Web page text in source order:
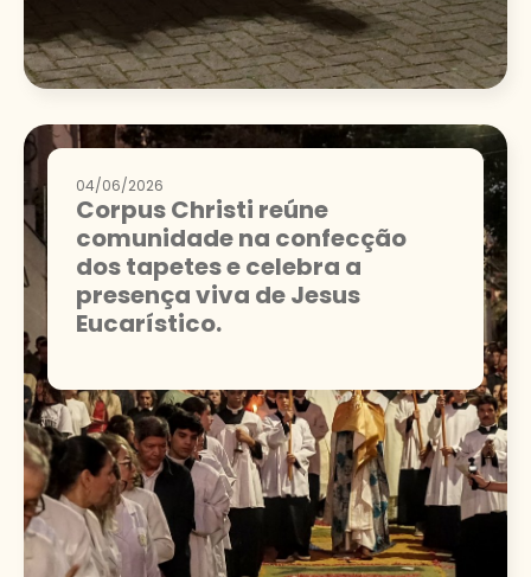
04/06/2026
Corpus Christi reúne
comunidade na confecção
dos tapetes e celebra a
presença viva de Jesus
Eucarístico.